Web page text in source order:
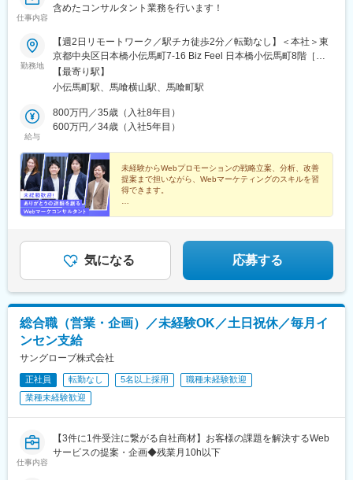
仕事内容
含めたコンサルタント業務を行います！
勤務地
【週2日リモートワーク／駅チカ徒歩2分／転勤なし】＜本社＞東
京都中央区日本橋小伝馬町7-16 Biz Feel 日本橋小伝馬町8階［ア
クセス］◎日比谷線「小伝馬町駅」より徒歩2分◎JR総武線「馬
喰町駅」より徒歩5分◎都営地下鉄新宿線「馬喰横山駅」より徒歩
曜）はリモートワークを導入しており、ライフスタイルに合わせ
た柔軟な働き方が可能です。ITツールやサポート体制も整ってい
月～2カ月は出社勤務となります※受動喫煙対策：あり
【最寄り駅】
小伝馬町駅、馬喰横山駅、馬喰町駅
給与
800万円／35歳（入社8年目）
600万円／34歳（入社5年目）
未経験からWebプロモーションの戦略立案、分析、改善
提案まで担いながら、Webマーケティングのスキルを習
得できます。
◎取引継続率98％の顧客密着型支援
気になる 応募する
総合職（営業・企画）／未経験OK／土日祝休／毎月イ
ンセン支給
サングローブ株式会社
正社員 転勤なし 5名以上採用
職種未経験歓迎
業種未経験歓迎
仕事内容
【3件に1件受注に繋がる自社商材】お客様の課題を解決するWeb
サービスの提案・企画◆残業月10h以下